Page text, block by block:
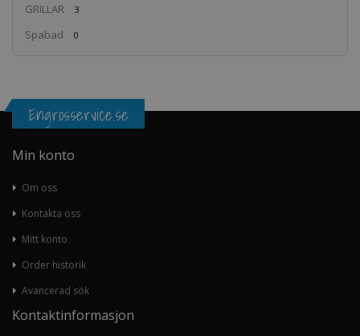
GRILLAR 3
Spabad 0
Engrosservice.se
Min konto
Om oss
Kontakta oss
Mitt konto
Order historik
Avancerad sök
Kontaktinformasjon